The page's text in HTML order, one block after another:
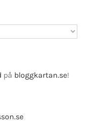
på bloggkartan.se!